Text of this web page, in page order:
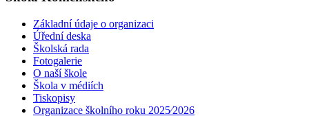
Základní údaje o organizaci
Úřední deska
Školská rada
Fotogalerie
O naší škole
Škola v médiích
Tiskopisy
Organizace školního roku 2025⁄2026